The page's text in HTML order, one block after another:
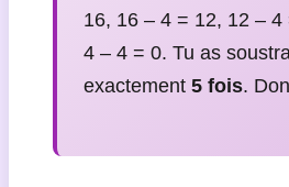
16, 16 – 4 = 12, 12 –
4 – 4 = 0. Tu as
exactement 5 fois.